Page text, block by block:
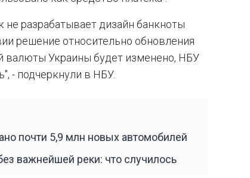
разрабатывает дизайн банкноты
решение относительно обновления
валюты Украины будет изменено, НБУ
- подчеркнули в НБУ.
почти 5,9 млн новых автомобилей
важнейшей реки: что случилось